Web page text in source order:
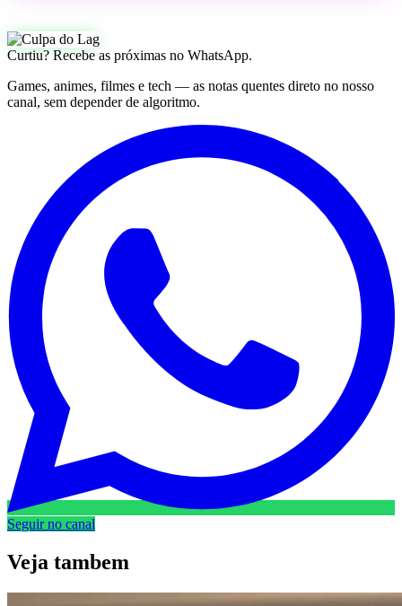
Curtiu? Recebe as próximas no WhatsApp.
Games, animes, filmes e tech — as notas quentes direto no nosso
canal, sem depender de algoritmo.
Seguir no canal
Veja tambem